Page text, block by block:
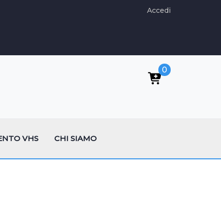
Accedi
0
VHS CHI SIAMO